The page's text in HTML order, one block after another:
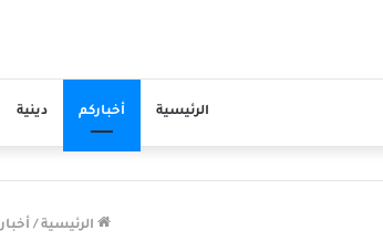
الرئيسية أخباركم دينية
الرئيسية /